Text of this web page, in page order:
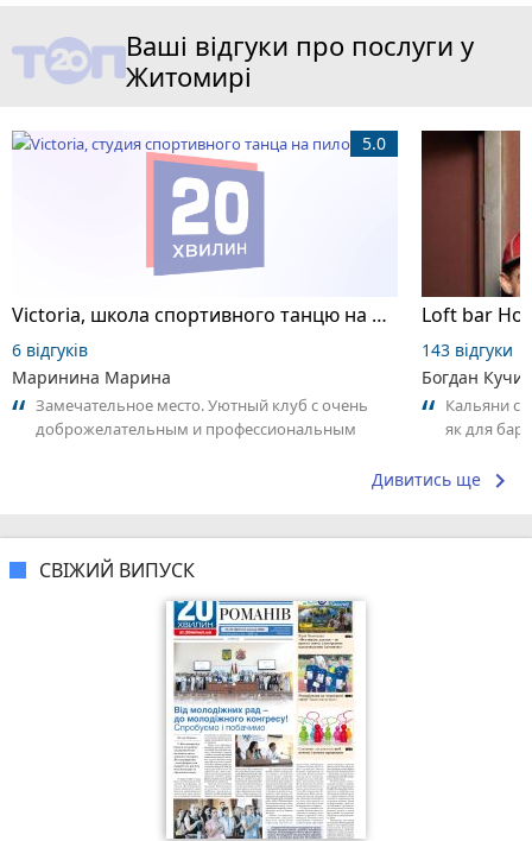
Ваші відгуки про послуги у
Житомирі
Victoria, школа спортивного танцю на пілоні
5.0
6 відгуків
Маринина Марина
Замечательное место. Уютный клуб с очень
доброжелательным и профессиональным
Loft bar
143 відгуки
Богдан
Кальяни
як для
Дивитись ще keyboard_arrow_right
СВІЖИЙ ВИПУСК